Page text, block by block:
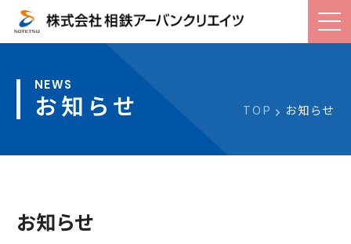
お知らせ TOP お知らせ
お知らせ